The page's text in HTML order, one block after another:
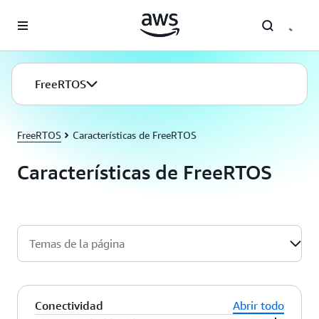
FreeRTOS
FreeRTOS Características de FreeRTOS
Características de FreeRTOS
Temas de la página
Conectividad
Abrir todo